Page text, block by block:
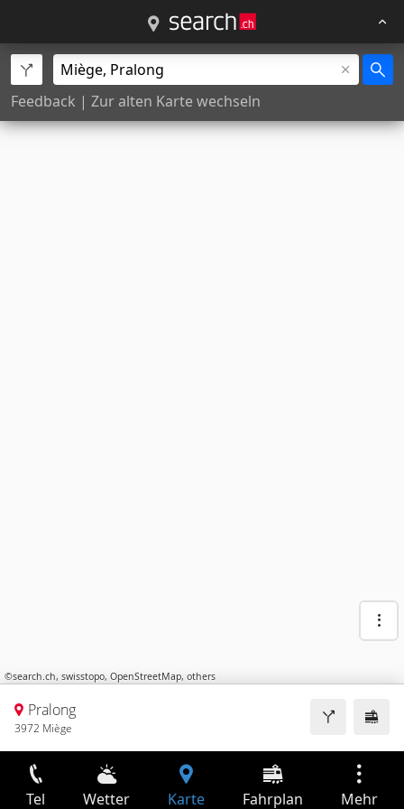
Feedback | Zur alten Karte wechseln
©search.ch, swisstopo, OpenStreetMap, others
Pralong
3972 Miège
Tel Wetter Karte Fahrplan Mehr